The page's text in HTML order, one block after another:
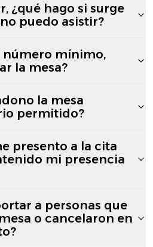
¿qué hago si surge
puedo asistir?
número mínimo,
la mesa?
la mesa
permitido?
presento a la cita
mi presencia
a personas que
o cancelaron en